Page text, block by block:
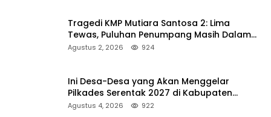
Tragedi KMP Mutiara Santosa 2: Lima
Tewas, Puluhan Penumpang Masih Dalam
Pencarian
Agustus 2, 2026 924
Ini Desa-Desa yang Akan Menggelar
Pilkades Serentak 2027 di Kabupaten
Sumenep
Agustus 4, 2026 922